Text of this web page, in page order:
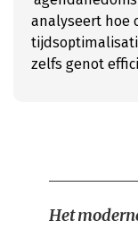
analyseert hoe
zelfs genot
Het